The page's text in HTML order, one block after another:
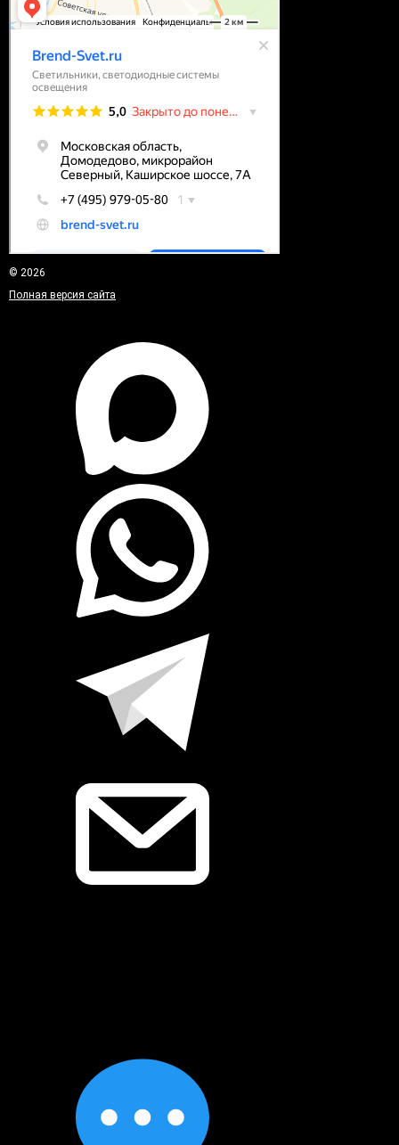
© 2026
Полная версия сайта